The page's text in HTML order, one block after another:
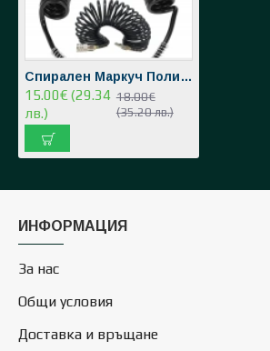
Спирален Маркуч Полиуретанов за Въздух с Бързи Връзки HAWEK 15 метра 5х8мм
15.00€ (29.34
лв.)
18.00€
(35.20 лв.)
ИНФОРМАЦИЯ
За нас
Общи условия
Доставка и връщане